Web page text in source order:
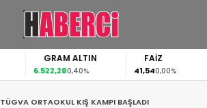
GRAM ALTIN
6.522,280,40%
FAİZ
41,540,00%
TÜGVA ORTAOKUL KIŞ KAMPI BAŞLADI